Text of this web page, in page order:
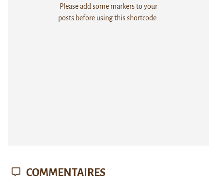
Please add some markers to your
posts before using this shortcode.
COMMENTAIRES